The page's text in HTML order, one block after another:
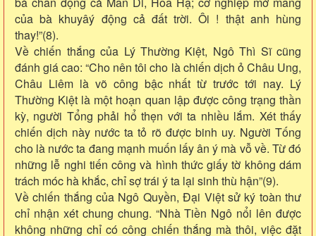
của bà khuyâý động cả đất trời. Ôi ! thật anh hùng
thay!”(8).
Về chiến thắng của Lý Thường Kiệt, Ngô Thì Sĩ cũng
đánh giá cao: “Cho nên tôi cho là chiến dịch ỏ Châu Ung,
Châu Liêm là võ công bậc nhất từ trước tới nay. Lý
Thường Kiệt là một hoạn quan lập được công trạng thần
kỳ, người Tổng phải hổ thẹn với ta nhiều lắm. Xét thấy
chiến dịch này nước ta tỏ rõ được binh uy. Người Tống
cho là nước ta đang mạnh muốn lấy ân ý mà vỗ về. Từ đó
những lễ nghi tiến công và hình thức giấy tờ không dám
trách móc hà khắc, chỉ sợ trái ý ta lại sinh thù hận”(9).
Về chiến thắng của Ngô Quyền, Đại Việt sử ký toàn thư
chỉ nhận xét chung chung. “Nhà Tiền Ngô nổi lên được
không những chỉ có công chiến thắng mà thôi, việc đặt